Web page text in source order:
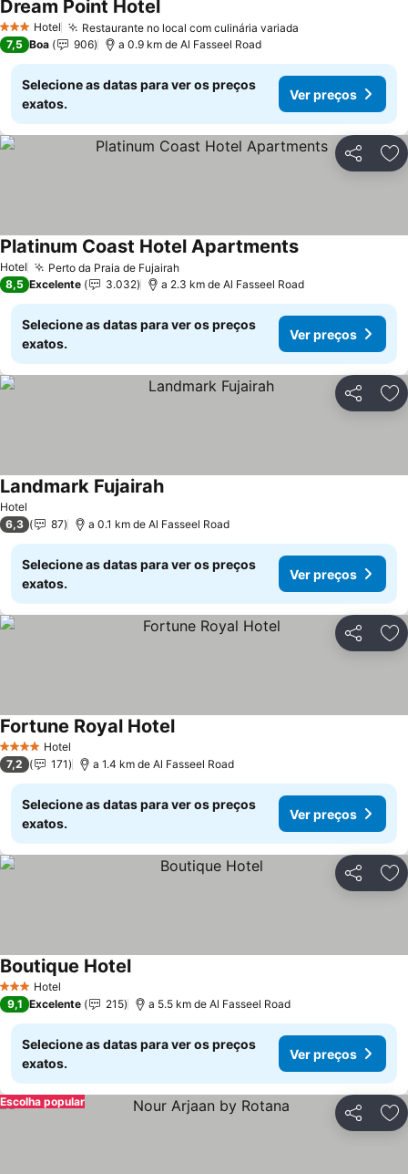
3 EstrelasHotel Restaurante no local com culinária variada
Dream Point Hotel
7,5 Boa 906 a 0.9 km de Al Fasseel Road
Selecione as datas para ver os preços
exatos.
Ver preços
Partilhar
Hotel Perto da Praia de Fujairah
Platinum Coast Hotel Apartments
8,5 Excelente 3.032 a 2.3 km de Al Fasseel Road
Selecione as datas para ver os preços
exatos.
Ver preços
Partilhar
Hotel
Landmark Fujairah
6,3 87 a 0.1 km de Al Fasseel Road
Selecione as datas para ver os preços
exatos.
Ver preços
Partilhar
4 EstrelasHotel
Fortune Royal Hotel
7,2 171 a 1.4 km de Al Fasseel Road
Selecione as datas para ver os preços
exatos.
Ver preços
Partilhar
3 EstrelasHotel
Boutique Hotel
9,1 Excelente 215 a 5.5 km de Al Fasseel Road
Selecione as datas para ver os preços
exatos.
Ver preços
Partilhar
Escolha popular